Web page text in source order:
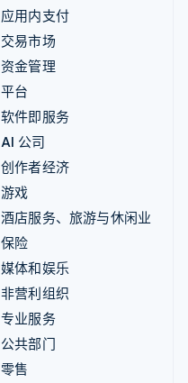
应用内支付
交易市场
资金管理
平台
软件即服务
AI 公司
创作者经济
游戏
酒店服务、旅游与休闲业
保险
媒体和娱乐
非营利组织
专业服务
公共部门
零售